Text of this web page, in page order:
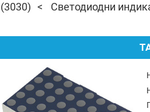
(3030) Светодиодни